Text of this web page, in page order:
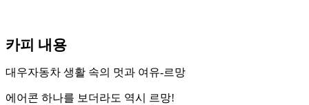
카피 내용
대우자동차 생활 속의 멋과 여유-르망
에어콘 하나를 보더라도 역시 르망!